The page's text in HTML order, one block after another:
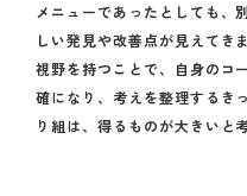
メニューであったとしても、
しい発見や改善点が見えてき
視野を持つことで、自身のコ
確になり、考えを整理するき
り組は、得るものが大きいと